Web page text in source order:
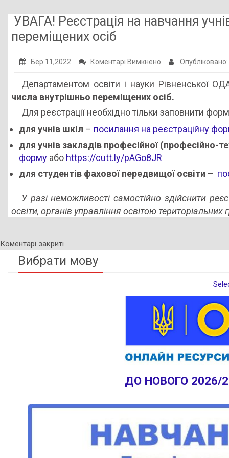
Заклади ПТО
Галерея
НМЦ ПТО України
УВАГА! Реєстрація на навчання
переміщених осіб
Бер 11,2022 Коментарі Вимкнено до
Реєстрація
на
навчання
з
числа
внутрішньо
осіб
Департаментом освіти і науки Рівненської
числа внутрішньо переміщених осіб.
Для реєстрації необхідно тільки заповнити
для учнів шкіл – посилання на реєстраційну
для учнів закладів професійної (професійно-
форму або https://cutt.ly/pAGo8JR
для студентів фахової передвищої освіти –
У разі неможливості самостійно здійснити
освіти, органів управління освітою територіальних
Коментарі закриті
Вибрати мову
ДО НОВОГО 2026/